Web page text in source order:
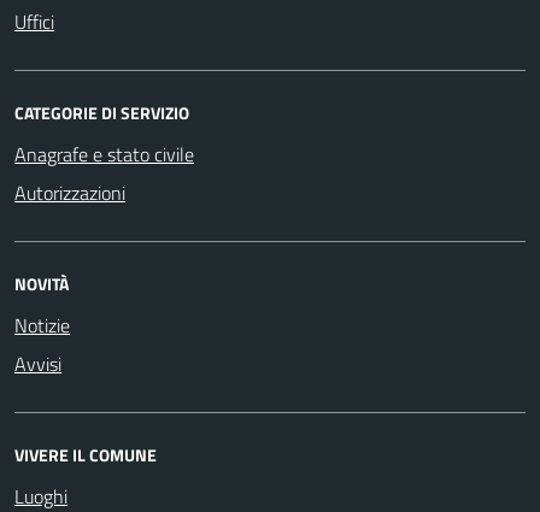
Uffici
CATEGORIE DI SERVIZIO
Anagrafe e stato civile
Autorizzazioni
NOVITÀ
Notizie
Avvisi
VIVERE IL COMUNE
Luoghi